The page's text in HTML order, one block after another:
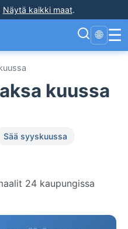
Näytä kaikki maat.
🌐 ☰
kuussa
Sää syyskuussa
24 kaupungissa